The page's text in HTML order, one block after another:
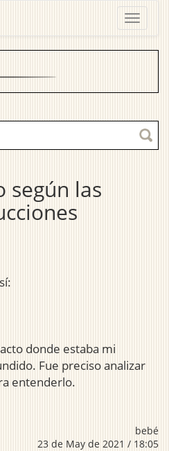
según las
donde estaba mi
Fue preciso analizar
entenderlo.
bebé
23 de May de 2021 / 18:05